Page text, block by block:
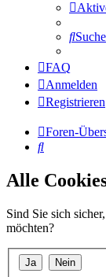
Suche
FAQ
Anmelden
Registrieren
Foren-
Suche
Alle
Sind Sie sich
möchten?